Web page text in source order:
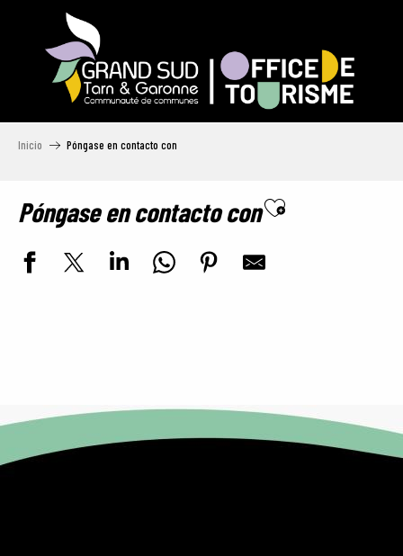
Inicio Póngase en contacto con
Póngase en contacto conAjouter aux